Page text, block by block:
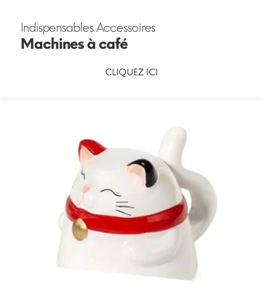
Indispensables Accessoires
Machines à café
CLIQUEZ ICI